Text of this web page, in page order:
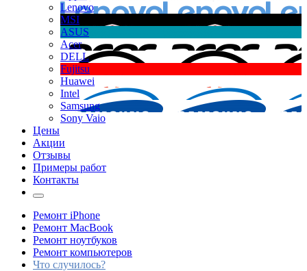
Lenovo
MSI
ASUS
Acer
DELL
Fujitsu
Huawei
Intel
Samsung
Sony Vaio
Цены
Акции
Отзывы
Примеры работ
Контакты
Ремонт iPhone
Ремонт MacBook
Ремонт ноутбуков
Ремонт компьютеров
Что случилось?